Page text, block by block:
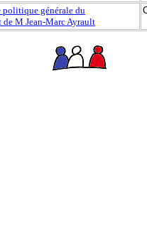
politique générale du
de M Jean-Marc Ayrault